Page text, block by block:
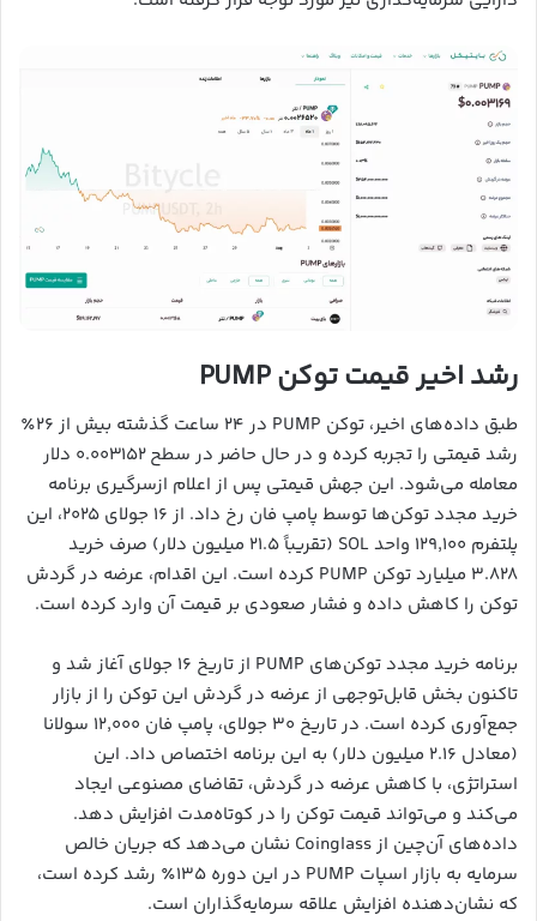
رشد اخیر قیمت توکن PUMP
طبق داده‌های اخیر، توکن PUMP در ۲۴ ساعت گذشته بیش از ۲۶٪
رشد قیمتی را تجربه کرده و در حال حاضر در سطح ۰.۰۰۳۱۵۲ دلار
معامله می‌شود. این جهش قیمتی پس از اعلام ازسرگیری برنامه
خرید مجدد توکن‌ها توسط پامپ فان رخ داد. از ۱۶ جولای ۲۰۲۵، این
پلتفرم ۱۲۹,۱۰۰ واحد SOL (تقریباً ۲۱.۵ میلیون دلار) صرف خرید
۳.۸۲۸ میلیارد توکن PUMP کرده است. این اقدام، عرضه در گردش
توکن را کاهش داده و فشار صعودی بر قیمت آن وارد کرده است.
برنامه خرید مجدد توکن‌های PUMP از تاریخ ۱۶ جولای آغاز شد و
تاکنون بخش قابل‌توجهی از عرضه در گردش این توکن را از بازار
جمع‌آوری کرده است. در تاریخ ۳۰ جولای، پامپ فان ۱۲,۰۰۰ سولانا
(معادل ۲.۱۶ میلیون دلار) به این برنامه اختصاص داد. این
استراتژی، با کاهش عرضه در گردش، تقاضای مصنوعی ایجاد
می‌کند و می‌تواند قیمت توکن را در کوتاه‌مدت افزایش دهد.
داده‌های آن‌چین از Coinglass نشان می‌دهد که جریان خالص
سرمایه به بازار اسپات PUMP در این دوره ۱۳۵٪ رشد کرده است،
که نشان‌دهنده افزایش علاقه سرمایه‌گذاران است.